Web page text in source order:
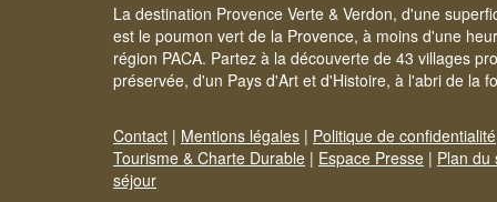
La destination Provence Verte & Verdon, d'une
est le poumon vert de la Provence, à moins d'une
région PACA. Partez à la découverte de 43 villages
préservée, d'un Pays d'Art et d'Histoire, à l'abri de la
Contact | Mentions légales | Politique de confidentialité
Tourisme & Charte Durable | Espace Presse | Plan du
séjour